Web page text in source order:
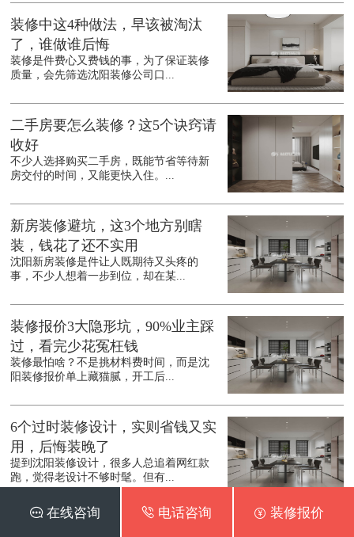
装修中这4种做法，早该被淘汰
了，谁做谁后悔
装修是件费心又费钱的事，为了保证装修
质量，会先筛选沈阳装修公司口...
二手房要怎么装修？这5个诀窍请
收好
不少人选择购买二手房，既能节省等待新
房交付的时间，又能更快入住。...
新房装修避坑，这3个地方别瞎
装，钱花了还不实用
沈阳新房装修是件让人既期待又头疼的
事，不少人想着一步到位，却在某...
装修报价3大隐形坑，90%业主踩
过，看完少花冤枉钱
装修最怕啥？不是挑材料费时间，而是沈
阳装修报价单上藏猫腻，开工后...
6个过时装修设计，实则省钱又实
用，后悔装晚了
提到沈阳装修设计，很多人总追着网红款
跑，觉得老设计不够时髦。但有...
 在线咨询  电话咨询  装修报价